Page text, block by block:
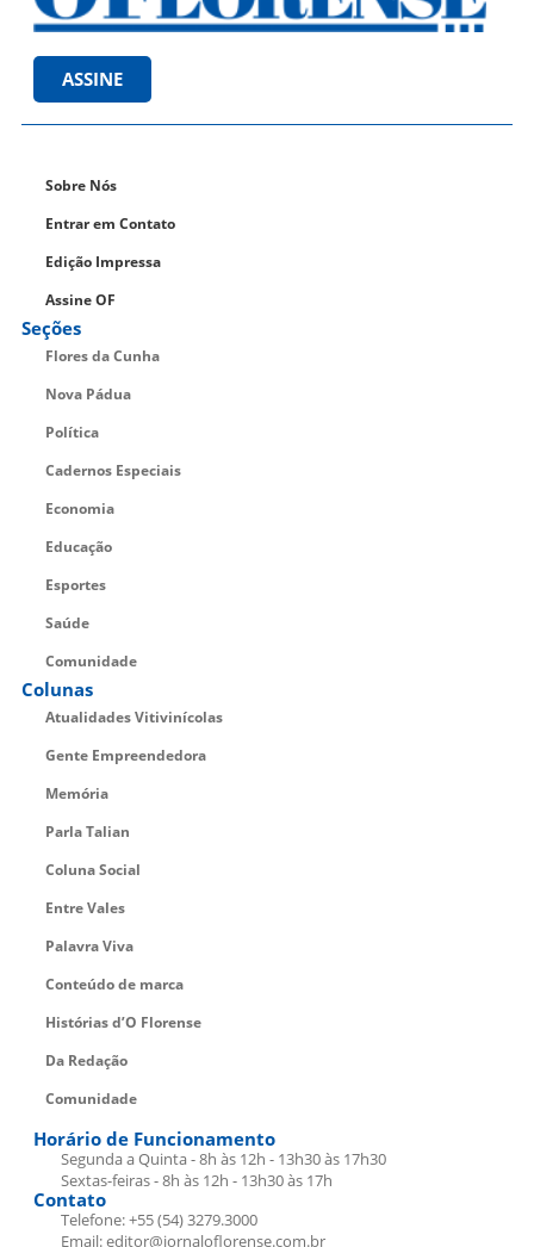
ASSINE
Sobre Nós
Entrar em Contato
Edição Impressa
Assine OF
Seções
Flores da Cunha
Nova Pádua
Política
Cadernos Especiais
Economia
Educação
Esportes
Saúde
Comunidade
Colunas
Atualidades Vitivinícolas
Gente Empreendedora
Memória
Parla Talian
Coluna Social
Entre Vales
Palavra Viva
Conteúdo de marca
Histórias d’O Florense
Da Redação
Comunidade
Horário de Funcionamento
Segunda a Quinta - 8h às 12h - 13h30 às 17h30
Sextas-feiras - 8h às 12h - 13h30 às 17h
Contato
Telefone: +55 (54) 3279.3000
Email: editor@jornaloflorense.com.br